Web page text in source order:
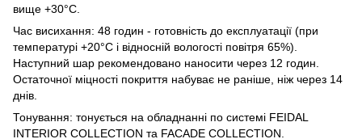
вище +30°С.
Час висихання: 48 годин - готовність до експлуатації (при
температурі +20°С і відносній вологості повітря 65%).
Наступний шар рекомендовано наносити через 12 годин.
Остаточної міцності покриття набуває не раніше, ніж через 14
днів.
Тонування: тонується на обладнанні по системі FEIDAL
INTERIOR COLLECTION та FACADE COLLECTION.